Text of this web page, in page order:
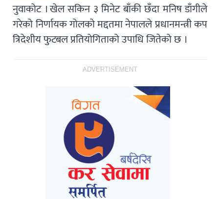
नुवाकोट । खेल सकिन ३ मिनेट बाँकी छँदा मनिष डाँगीले
गरेको निर्णायक गोलको मद्दतमा नेपालले प्रधानमन्त्री कप
त्रिदेशीय फुटबल प्रतियोगिताको उपाधि जितेको छ ।
ADVERTISEMENT